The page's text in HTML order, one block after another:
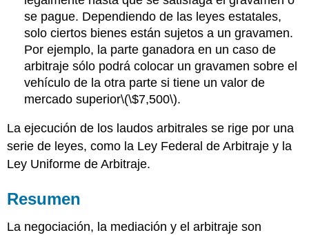
se pague. Dependiendo de las leyes estatales,
solo ciertos bienes están sujetos a un gravamen.
Por ejemplo, la parte ganadora en un caso de
arbitraje sólo podrá colocar un gravamen sobre el
vehículo de la otra parte si tiene un valor de
mercado superior\(\$7,500\).
La ejecución de los laudos arbitrales se rige por una
serie de leyes, como la Ley Federal de Arbitraje y la
Ley Uniforme de Arbitraje.
Resumen
La negociación, la mediación y el arbitraje son